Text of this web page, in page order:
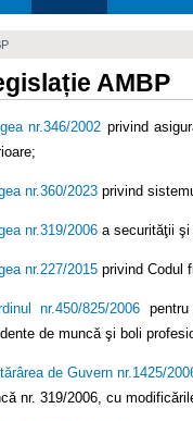
AMBP
nr.346/2002 privind
nr.360/2023 privind
nr.319/2006 a securităţii şi
nr.227/2015 privind Codul
nr.450/825/2006
de muncă şi boli
de Guvern nr.1425/
nr. 319/2006, cu